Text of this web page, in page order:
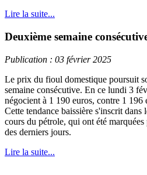
Lire la suite...
Deuxième semaine
Publication : 03 février 2025
Le prix du fioul domestique poursuit
semaine consécutive. En ce lundi 3
négocient à 1 190 euros, contre 1 196
Cette tendance baissière s'inscrit dans
cours du pétrole, qui ont été
des derniers jours.
Lire la suite...